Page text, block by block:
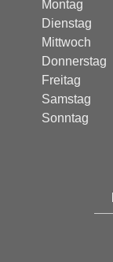
Montag
Dienstag
Mittwoch
Donnerstag
Freitag
Samstag
Sonntag